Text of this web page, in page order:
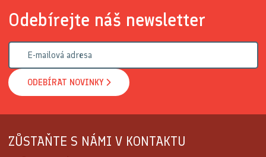
Odebírejte náš newsletter
ODEBÍRAT NOVINKY
ZŮSTAŇTE S NÁMI V KONTAKTU